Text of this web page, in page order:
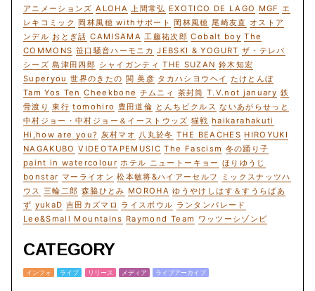
アニメーションズ ALOHA 上間常弘 EXOTICO DE LAGO MGF エ
レキコミック 岡林風穂 withサポート 岡林風穂 尾崎友直 オストア
ンデル おとぎ話 CAMISAMA 工藤祐次郎 Cobalt boy The
COMMONS 笹口騒音ハーモニカ JEBSKI & YOGURT ザ・テレパ
シーズ 島津田四郎 シャイガンティ THE SUZAN 鈴木知宏
Superyou 世界のきたの 関 美彦 タカハシヨウヘイ たけとんぼ
Tam Yos Ten Cheekbone チムニィ 茶封筒 T.V.not january 鉄
骨渡り 東行 tomohiro 豊田道倫 とんちピクルス ないあがらせっと
中村ジョー・中村ジョー＆イーストウッズ 猫戦 haikarahakuti
Hi,how are you? 灰村マオ 八丸於冬 THE BEACHES HIROYUKI
NAGAKUBO VIDEOTAPEMUSIC The Fascism 冬の踊り子
paint in watercolour ホテル ニュートーキョー ほりゆうじ
bonstar マーライオン 松本敏将&ハイアーセルフ
ミックスナッツハ
ウス 三輪二郎 森脇ひとみ MOROHA ゆうやけしはす＆すうらばあ
ず yukaD 吉田カズマロ ライスボウル ランタンパレード
Lee&Small Mountains Raymond Team ワッツーシゾンビ
CATEGORY
インフォ ライブ リリース メディア ライブアーカイブ